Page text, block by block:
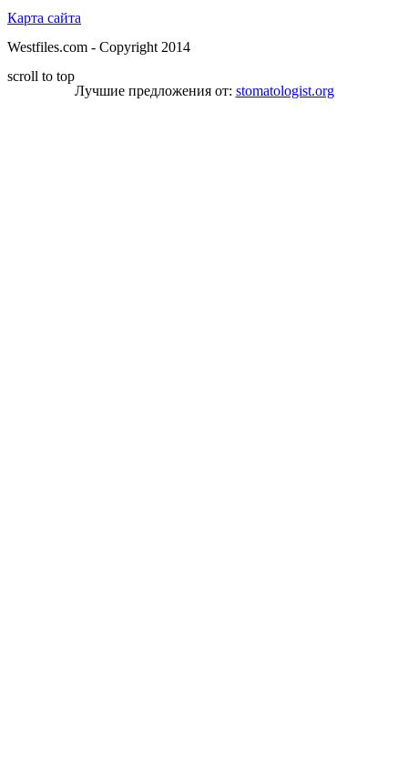
Карта сайта
Westfiles.com - Copyright 2014
scroll to top
Лучшие предложения от: stomatologist.org